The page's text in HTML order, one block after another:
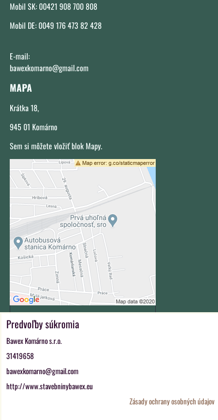
Mobil SK: 00421 908 700 808
Mobil DE: 0049 176 473 82 428
E-mail:
bawexkomarno@gmail.com
MAPA
Krátka 18,
945 01 Komárno
Sem si môžete vložiť blok Mapy.
Externý obsah je blokovaný Voľbami
súkromia
Prajete si načítať externý obsah?
Povoliť tentokrát
Povoliť a zapamätať - súhlas s
druhom cookie: Funkčné
Otvoriť obsah v novom okne
ZAVOLÁME VÁM SPÄŤ
Váš telefón:
Predvoľby súkromia
Bawex Komárno s.r.o.
31419658
bawexkomarno@gmail.com
http://www.stavebninybawex.eu
Zásady ochrany osobných údajov